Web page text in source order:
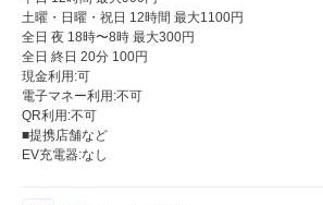
土曜・日曜・祝日 12時間 最大1100円
全日 夜 18時〜8時 最大300円
全日 終日 20分 100円
現金利用:可
電子マネー利用:不可
QR利用:不可
■提携店舗など
EV充電器:なし